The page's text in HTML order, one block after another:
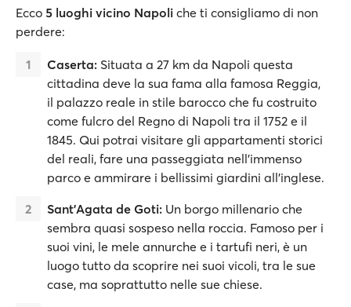
Ecco 5 luoghi vicino Napoli che ti consigliamo di non
perdere:
Caserta: Situata a 27 km da Napoli questa
cittadina deve la sua fama alla famosa Reggia,
il palazzo reale in stile barocco che fu costruito
come fulcro del Regno di Napoli tra il 1752 e il
1845. Qui potrai visitare gli appartamenti storici
del reali, fare una passeggiata nell’immenso
parco e ammirare i bellissimi giardini all’inglese.
Sant’Agata de Goti: Un borgo millenario che
sembra quasi sospeso nella roccia. Famoso per i
suoi vini, le mele annurche e i tartufi neri, è un
luogo tutto da scoprire nei suoi vicoli, tra le sue
case, ma soprattutto nelle sue chiese.